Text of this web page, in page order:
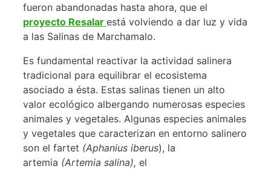
fueron abandonadas hasta ahora, que el
proyecto Resalar está volviendo a dar luz y vida
a las Salinas de Marchamalo.
Es fundamental reactivar la actividad salinera
tradicional para equilibrar el ecosistema
asociado a ésta. Estas salinas tienen un alto
valor ecológico albergando numerosas especies
animales y vegetales. Algunas especies animales
y vegetales que caracterizan en entorno salinero
son el fartet (Aphanius iberus), la
artemia (Artemia salina), el